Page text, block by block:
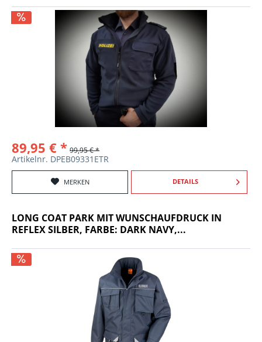
89,95 € * 99,95 € *
Artikelnr. DPEB09331ETR
MERKEN DETAILS
LONG COAT PARK MIT WUNSCHAUFDRUCK IN
REFLEX SILBER, FARBE: DARK NAVY,...